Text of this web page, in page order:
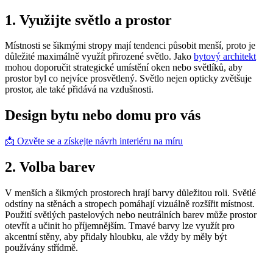
1. Využijte světlo a prostor
Místnosti se šikmými stropy mají tendenci působit menší, proto je
důležité maximálně využít přirozené světlo. Jako bytový architekt
mohou doporučit strategické umístění oken nebo světlíků, aby
prostor byl co nejvíce prosvětlený. Světlo nejen opticky zvětšuje
prostor, ale také přidává na vzdušnosti.
Design bytu nebo domu pro vás
📩 Ozvěte se a získejte návrh interiéru na míru
2. Volba barev
V menších a šikmých prostorech hrají barvy důležitou roli. Světlé
odstíny na stěnách a stropech pomáhají vizuálně rozšířit místnost.
Použití světlých pastelových nebo neutrálních barev může prostor
otevřít a učinit ho příjemnějším. Tmavé barvy lze využít pro
akcentní stěny, aby přidaly hloubku, ale vždy by měly být
používány střídmě.